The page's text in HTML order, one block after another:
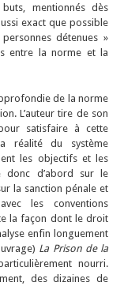
mentionnés dès
exact que possible
détenues »
entre la norme et la
de la norme
L’auteur tire de son
satisfaire à cette
réalité du système
les objectifs et les
donc d’abord sur le
la sanction pénale et
les conventions
la façon dont le droit
enfin longuement
La Prison de la
nourri.
des dizaines de